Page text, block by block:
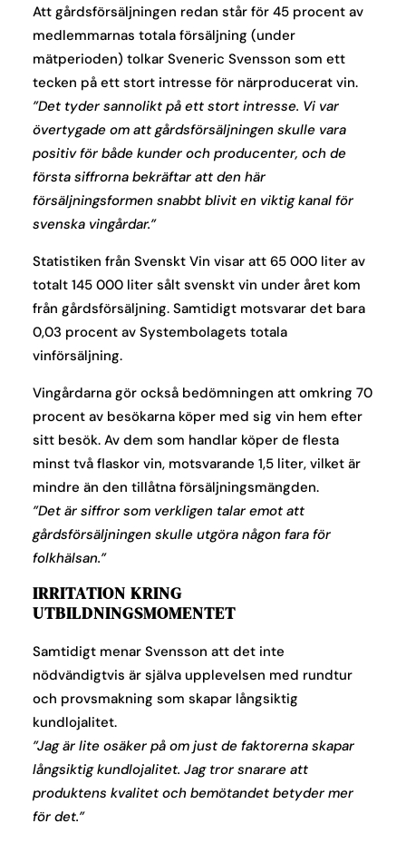
Att gårdsförsäljningen redan står för 45 procent av
medlemmarnas totala försäljning (under
mätperioden) tolkar Sveneric Svensson som ett
tecken på ett stort intresse för närproducerat vin.
”Det tyder sannolikt på ett stort intresse. Vi var
övertygade om att gårdsförsäljningen skulle vara
positiv för både kunder och producenter, och de
första siffrorna bekräftar att den här
försäljningsformen snabbt blivit en viktig kanal för
svenska vingårdar.”
Statistiken från Svenskt Vin visar att 65 000 liter av
totalt 145 000 liter sålt svenskt vin under året kom
från gårdsförsäljning. Samtidigt motsvarar det bara
0,03 procent av Systembolagets totala
vinförsäljning.
Vingårdarna gör också bedömningen att omkring 70
procent av besökarna köper med sig vin hem efter
sitt besök. Av dem som handlar köper de flesta
minst två flaskor vin, motsvarande 1,5 liter, vilket är
mindre än den tillåtna försäljningsmängden.
”Det är siffror som verkligen talar emot att
gårdsförsäljningen skulle utgöra någon fara för
folkhälsan.”
IRRITATION KRING
UTBILDNINGSMOMENTET
Samtidigt menar Svensson att det inte
nödvändigtvis är själva upplevelsen med rundtur
och provsmakning som skapar långsiktig
kundlojalitet.
”Jag är lite osäker på om just de faktorerna skapar
långsiktig kundlojalitet. Jag tror snarare att
produktens kvalitet och bemötandet betyder mer
för det.”